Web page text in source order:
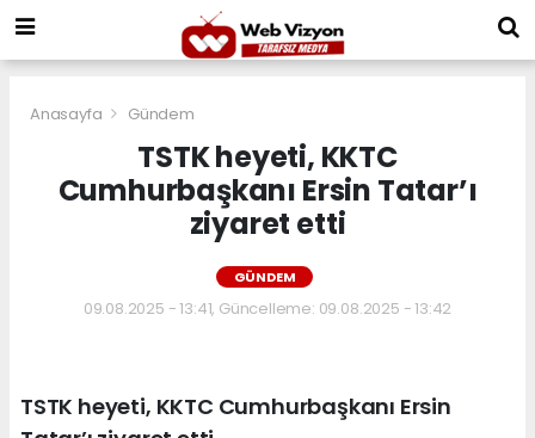
Anasayfa Gündem
TSTK heyeti, KKTC
Cumhurbaşkanı Ersin Tatar’ı
ziyaret etti
GÜNDEM
09.08.2025 - 13:41, Güncelleme: 09.08.2025 - 13:42
TSTK heyeti, KKTC Cumhurbaşkanı Ersin